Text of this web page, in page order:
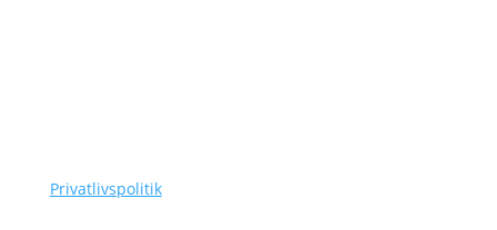
Privatlivspolitik